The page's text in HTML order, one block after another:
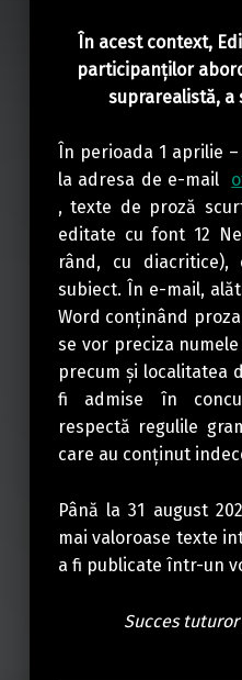
În acest context,
participanților
suprarealistă, a
În perioada 1 aprilie
la adresa de e-mail
, texte de proză
editate cu font 12
rând, cu
subiect. În e-mail,
Word conținând
se vor preciza
precum și localitatea
fi admise în
respectă regulile
care au conținut
Până la 31 august
mai valoroase texte
a fi publicate într-un
Succes